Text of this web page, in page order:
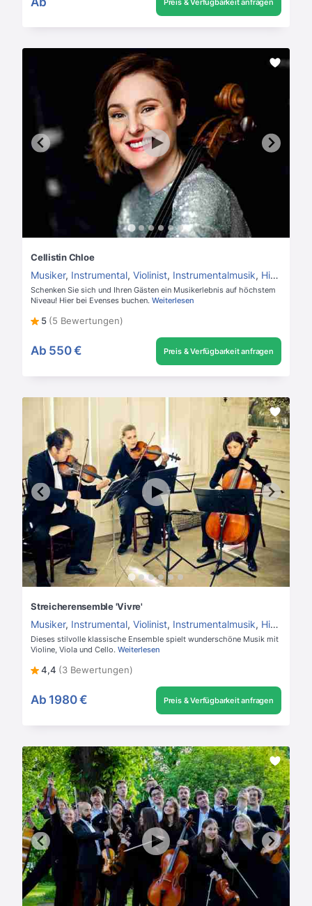
Preis & Verfügbarkeit anfragen
Cellistin Chloe
Musiker, Instrumental, Violinist, Instrumentalmusik, Hintergrundmusik
Schenken Sie sich und Ihren Gästen ein Musikerlebnis auf höchstem
Niveau! Hier bei Evenses buchen. Weiterlesen
5 (5 Bewertungen)
Ab 550 € Preis & Verfügbarkeit anfragen
Streicherensemble 'Vivre'
Musiker, Instrumental, Violinist, Instrumentalmusik, Hintergrundmusik
Dieses stilvolle klassische Ensemble spielt wunderschöne Musik mit
Violine, Viola und Cello. Weiterlesen
4,4 (3 Bewertungen)
Ab 1980 € Preis & Verfügbarkeit anfragen